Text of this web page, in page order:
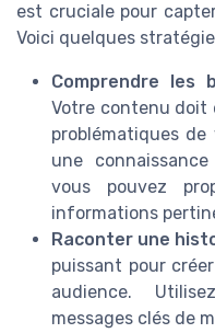
est cruciale pour
Voici quelques
Comprendre les
Votre contenu doit
problématiques
une
vous pouvez
informations
Raconter une
puissant pour
audience.
messages clés de